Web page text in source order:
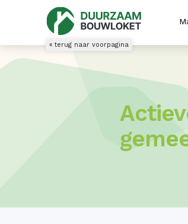
« terug naar voorpagina